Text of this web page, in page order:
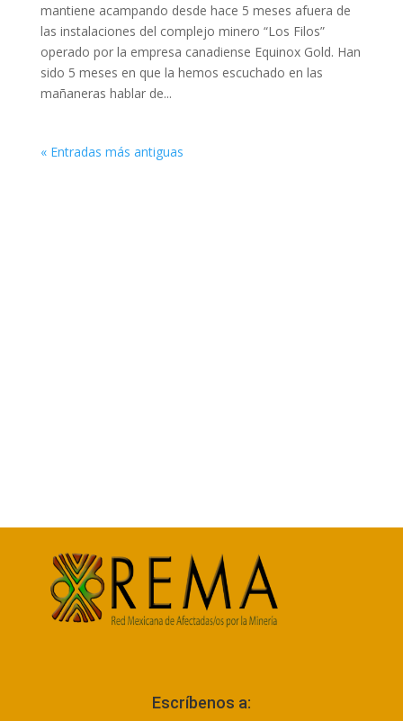
mantiene acampando desde hace 5 meses afuera de
las instalaciones del complejo minero “Los Filos”
operado por la empresa canadiense Equinox Gold. Han
sido 5 meses en que la hemos escuchado en las
mañaneras hablar de...
« Entradas más antiguas
Escríbenos a: